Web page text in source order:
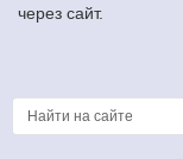
через сайт.